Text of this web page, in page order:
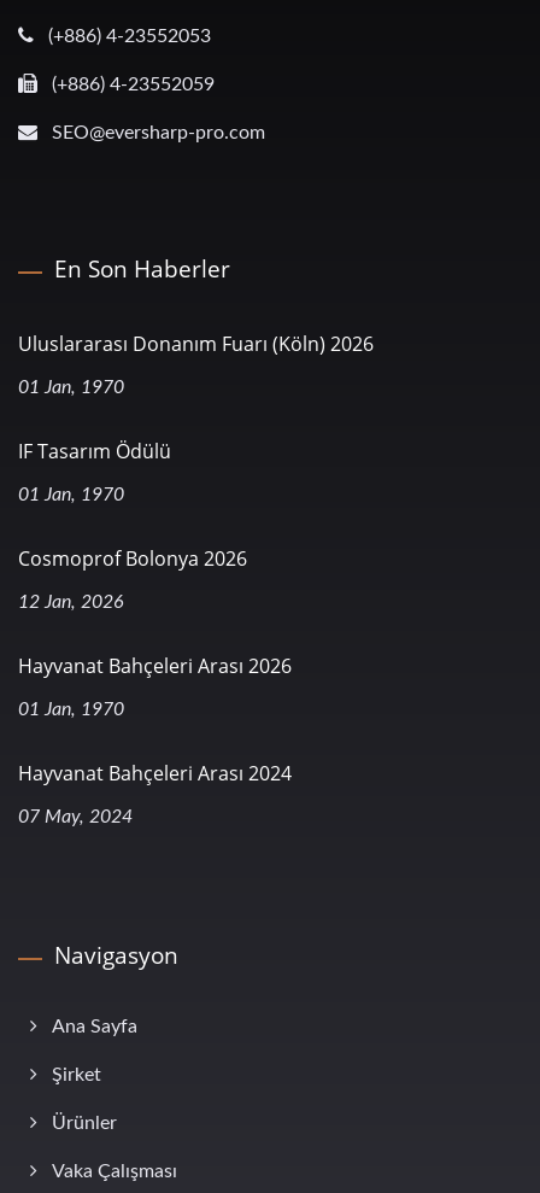
(+886) 4-23552053
(+886) 4-23552059
SEO@eversharp-pro.com
En Son Haberler
Uluslararası Donanım Fuarı (Köln) 2026
01 Jan, 1970
IF Tasarım Ödülü
01 Jan, 1970
Cosmoprof Bolonya 2026
12 Jan, 2026
Hayvanat Bahçeleri Arası 2026
01 Jan, 1970
Hayvanat Bahçeleri Arası 2024
07 May, 2024
Navigasyon
Ana Sayfa
Şirket
Ürünler
Vaka Çalışması